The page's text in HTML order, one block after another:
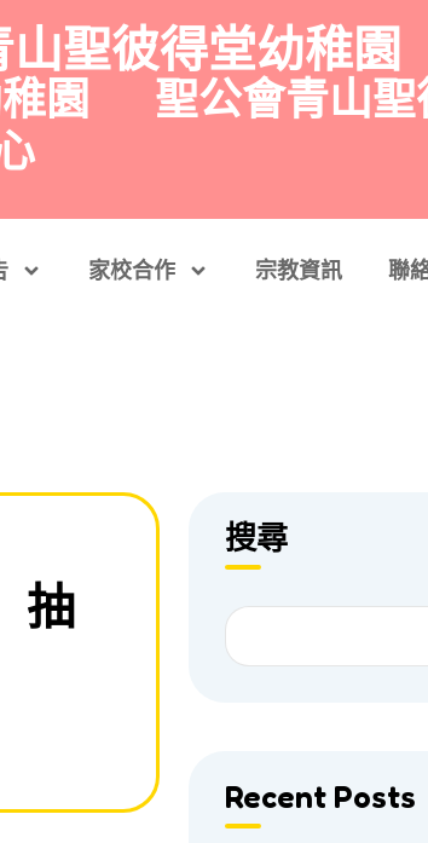
聖彼得堂幼稚園
稚園 聖公會青山
家校合作 宗教資訊 聯
抽
搜尋
Recent Posts